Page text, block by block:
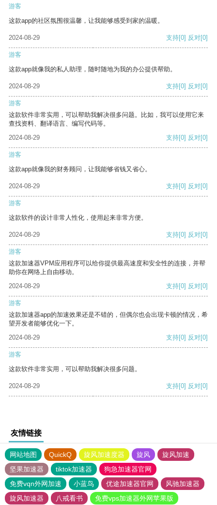
游客
这款app的社区氛围很温馨，让我能够感受到家的温暖。
2024-08-29 支持[0] 反对[0]
游客
这款app就像我的私人助理，随时随地为我的办公提供帮助。
2024-08-29 支持[0] 反对[0]
游客
这款软件非常实用，可以帮助我解决很多问题。比如，我可以使用它来
查找资料、翻译语言、编写代码等。
2024-08-29
支持[0] 反对[0]
游客
这款app就像我的财务顾问，让我能够省钱又省心。
2024-08-29 支持[0] 反对[0]
游客
这款软件的设计非常人性化，使用起来非常方便。
2024-08-29 支持[0] 反对[0]
游客
这款加速器VPM应用程序可以给你提供最高速度和安全性的连接，并帮
助你在网络上自由移动。
2024-08-29
支持[0] 反对[0]
游客
这款加速器app的加速效果还是不错的，但偶尔也会出现卡顿的情况，希
望开发者能够优化一下。
2024-08-29
支持[0] 反对[0]
游客
这款软件非常实用，可以帮助我解决很多问题。
2024-08-29 支持[0] 反对[0]
友情链接
网站地图 QuickQ 旋风加速度器 旋风
旋风加速
坚果加速器
tiktok加速器
狗急加速器官网
免费vqn外网加速
小蓝鸟 优途加速器官网
风驰加速器
旋风加速器
八戒看书 免费vps加速器外网苹果版